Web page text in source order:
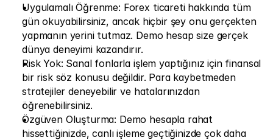
Uygulamalı Öğrenme: Forex ticareti hakkında tüm
gün okuyabilirsiniz, ancak hiçbir şey onu gerçekten
yapmanın yerini tutmaz. Demo hesap size gerçek
dünya deneyimi kazandırır.
Risk Yok: Sanal fonlarla işlem yaptığınız için finansal
bir risk söz konusu değildir. Para kaybetmeden
stratejiler deneyebilir ve hatalarınızdan
öğrenebilirsiniz.
Özgüven Oluşturma: Demo hesapla rahat
hissettiğinizde, canlı işleme geçtiğinizde çok daha